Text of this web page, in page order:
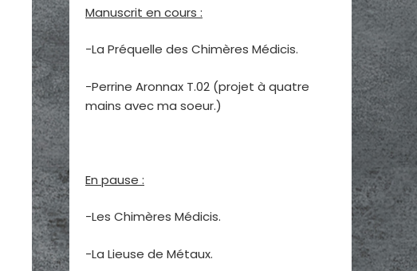
Manuscrit en cours :
-La Préquelle des Chimères Médicis.
-Perrine Aronnax T.02 (projet à quatre
mains avec ma soeur.)
En pause :
-Les Chimères Médicis.
-La Lieuse de Métaux.